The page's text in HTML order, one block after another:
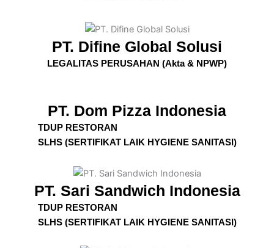
PT. Difine Global Solusi
LEGALITAS PERUSAHAN (Akta & NPWP)
PT. Dom Pizza Indonesia
TDUP RESTORAN
SLHS (SERTIFIKAT LAIK HYGIENE SANITASI)
PT. Sari Sandwich Indonesia
TDUP RESTORAN
SLHS (SERTIFIKAT LAIK HYGIENE SANITASI)